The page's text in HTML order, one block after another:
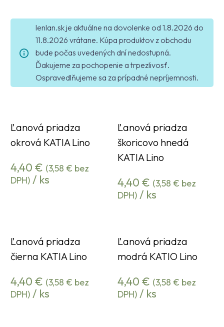
lenlan.sk je aktuálne na dovolenke od 1.8.2026 do
11.8.2026 vrátane. Kúpa produktov z obchodu
bude počas uvedených dní nedostupná.
Ďakujeme za pochopenie a trpezlivosť.
Ospravedlňujeme sa za prípadné nepríjemnosti.
Ľanová priadza
okrová KATIA Lino
4,40 € (3,58 € bez
DPH) / ks
Ľanová priadza
škoricovo hnedá
KATIA Lino
4,40 € (3,58 € bez
DPH) / ks
Ľanová priadza
čierna KATIA Lino
4,40 € (3,58 € bez
DPH) / ks
Ľanová priadza
modrá KATIO Lino
4,40 € (3,58 € bez
DPH) / ks